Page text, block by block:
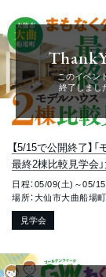
このイベン
終了しまし
【5/15で公開終了】
最終2棟比較見学会」
船場町
日程：05/09(土)～05/
場所：大仙市大曲船場町
見学会